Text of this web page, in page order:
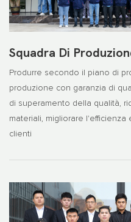
Squadra Di
Produrre secondo il piano di
produzione con garanzia di
di superamento della qualità,
materiali, migliorare
clienti